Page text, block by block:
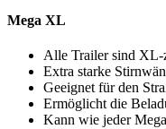
Mega XL
Alle Trailer sind XL-
Extra starke
Geeignet für den
Ermöglicht die
Kann wie jeder